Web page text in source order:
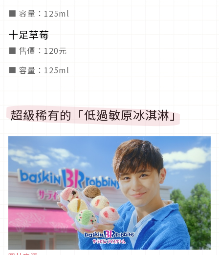
■ 容量：125ml
十足草莓
■ 售價：120元
■ 容量：125ml
超級稀有的「低過敏原冰淇淋」